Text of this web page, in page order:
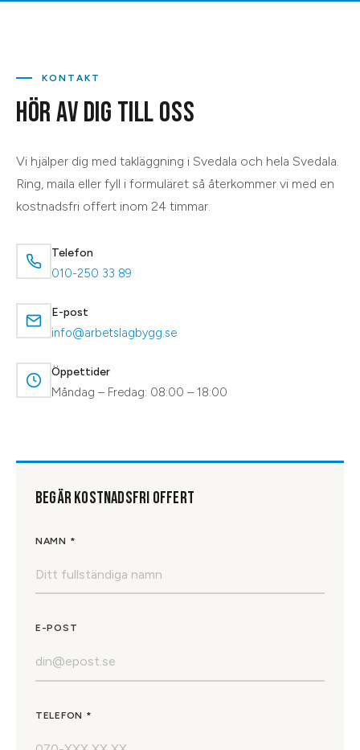
KONTAKT
HÖR AV DIG TILL OSS
Vi hjälper dig med takläggning i Svedala och hela Svedala
Ring, maila eller fyll i formuläret så återkommer vi med en
kostnadsfri offert inom 24 timmar.
Telefon
010-250 33 89
E-post
info@arbetslagbygg.se
Öppettider
Måndag – Fredag: 08:00 – 18:00
BEGÄR KOSTNADSFRI OFFERT
NAMN *
E-POST
TELEFON *